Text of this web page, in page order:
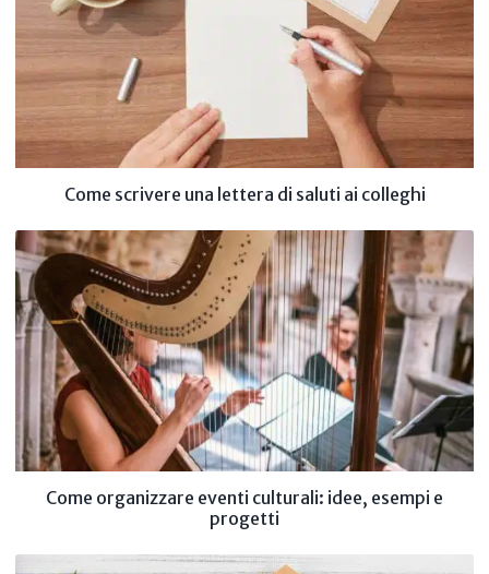
Come scrivere una lettera di saluti ai colleghi
Come organizzare eventi culturali: idee, esempi e
progetti